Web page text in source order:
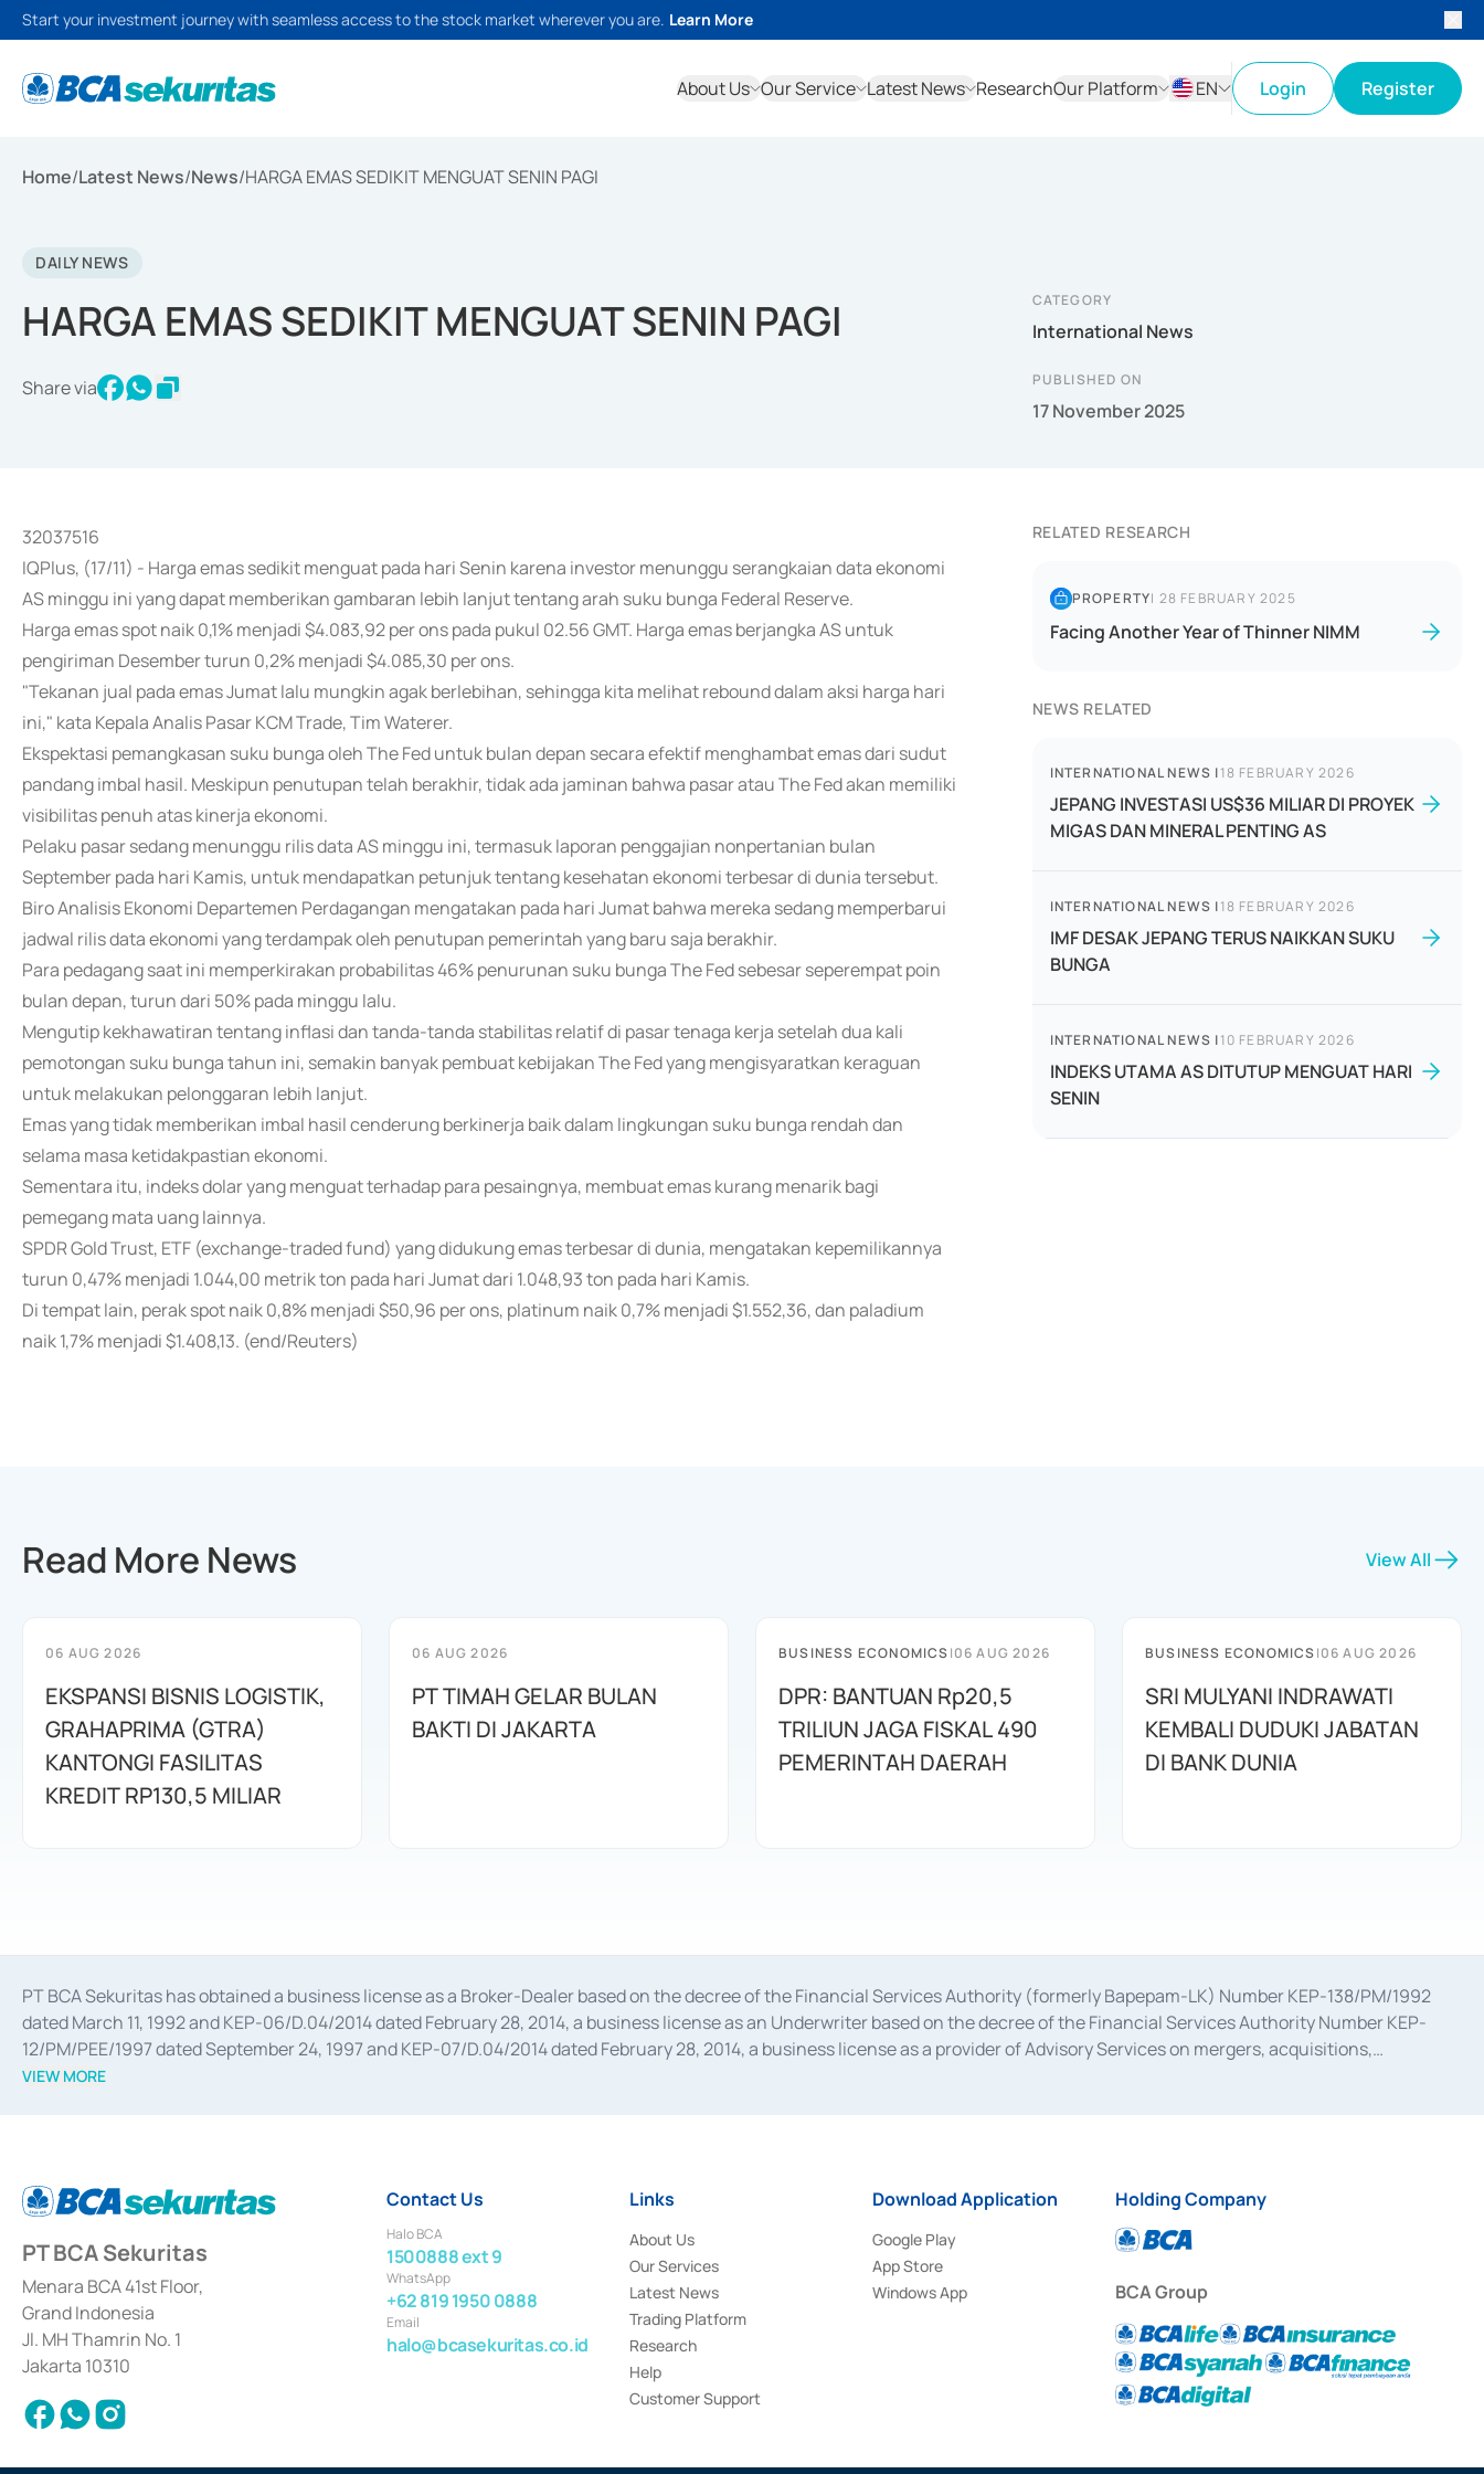
Start your investment journey with seamless access to the stock market wherever you are. Learn More
About Us Our Service Latest News ResearchOur Platform
EN
Login Register
Home/Latest News/News/HARGA EMAS SEDIKIT MENGUAT SENIN PAGI
DAILY NEWS
HARGA EMAS SEDIKIT MENGUAT SENIN PAGI
Share via
CATEGORY
International News
PUBLISHED ON
17 November 2025
32037516
IQPlus, (17/11) - Harga emas sedikit menguat pada hari Senin karena investor menunggu serangkaian data ekonomi
AS minggu ini yang dapat memberikan gambaran lebih lanjut tentang arah suku bunga Federal Reserve.
Harga emas spot naik 0,1% menjadi $4.083,92 per ons pada pukul 02.56 GMT. Harga emas berjangka AS untuk
pengiriman Desember turun 0,2% menjadi $4.085,30 per ons.
"Tekanan jual pada emas Jumat lalu mungkin agak berlebihan, sehingga kita melihat rebound dalam aksi harga hari
ini," kata Kepala Analis Pasar KCM Trade, Tim Waterer.
Ekspektasi pemangkasan suku bunga oleh The Fed untuk bulan depan secara efektif menghambat emas dari sudut
pandang imbal hasil. Meskipun penutupan telah berakhir, tidak ada jaminan bahwa pasar atau The Fed akan memiliki
visibilitas penuh atas kinerja ekonomi.
Pelaku pasar sedang menunggu rilis data AS minggu ini, termasuk laporan penggajian nonpertanian bulan
September pada hari Kamis, untuk mendapatkan petunjuk tentang kesehatan ekonomi terbesar di dunia tersebut.
Biro Analisis Ekonomi Departemen Perdagangan mengatakan pada hari Jumat bahwa mereka sedang memperbarui
jadwal rilis data ekonomi yang terdampak oleh penutupan pemerintah yang baru saja berakhir.
Para pedagang saat ini memperkirakan probabilitas 46% penurunan suku bunga The Fed sebesar seperempat poin
bulan depan, turun dari 50% pada minggu lalu.
Mengutip kekhawatiran tentang inflasi dan tanda-tanda stabilitas relatif di pasar tenaga kerja setelah dua kali
pemotongan suku bunga tahun ini, semakin banyak pembuat kebijakan The Fed yang mengisyaratkan keraguan
untuk melakukan pelonggaran lebih lanjut.
Emas yang tidak memberikan imbal hasil cenderung berkinerja baik dalam lingkungan suku bunga rendah dan
selama masa ketidakpastian ekonomi.
Sementara itu, indeks dolar yang menguat terhadap para pesaingnya, membuat emas kurang menarik bagi
pemegang mata uang lainnya.
SPDR Gold Trust, ETF (exchange-traded fund) yang didukung emas terbesar di dunia, mengatakan kepemilikannya
turun 0,47% menjadi 1.044,00 metrik ton pada hari Jumat dari 1.048,93 ton pada hari Kamis.
Di tempat lain, perak spot naik 0,8% menjadi $50,96 per ons, platinum naik 0,7% menjadi $1.552,36, dan paladium
naik 1,7% menjadi $1.408,13. (end/Reuters)
RELATED RESEARCH
PROPERTY| 28 FEBRUARY 2025
Facing Another Year of Thinner NIMM
NEWS RELATED
INTERNATIONAL NEWS |18 FEBRUARY 2026
JEPANG INVESTASI US$36 MILIAR DI PROYEK
MIGAS DAN MINERAL PENTING AS
INTERNATIONAL NEWS |18 FEBRUARY 2026
IMF DESAK JEPANG TERUS NAIKKAN SUKU
BUNGA
INTERNATIONAL NEWS |10 FEBRUARY 2026
INDEKS UTAMA AS DITUTUP MENGUAT HARI
SENIN
Read More News View All
06 AUG 2026
EKSPANSI BISNIS LOGISTIK,
GRAHAPRIMA (GTRA)
KANTONGI FASILITAS
KREDIT RP130,5 MILIAR
06 AUG 2026
PT TIMAH GELAR BULAN
BAKTI DI JAKARTA
BUSINESS ECONOMICS|06 AUG 2026
DPR: BANTUAN Rp20,5
TRILIUN JAGA FISKAL 490
PEMERINTAH DAERAH
BUSINESS ECONOMICS|06 AUG 2026
SRI MULYANI INDRAWATI
KEMBALI DUDUKI JABATAN
DI BANK DUNIA
PT BCA Sekuritas has obtained a business license as a Broker-Dealer based on the decree of the Financial Services Authority (formerly Bapepam-LK) Number KEP-138/PM/1992
dated March 11, 1992 and KEP-06/D.04/2014 dated February 28, 2014, a business license as an Underwriter based on the decree of the Financial Services Authority Number KEP-
12/PM/PEE/1997 dated September 24, 1997 and KEP-07/D.04/2014 dated February 28, 2014, a business license as a provider of Advisory Services on mergers, acquisitions,
divestments, and joint ventures based on the decree of the Financial Services Authority Number S-67/PM.21/2014 dated February 28, 2014, a business license as a provider of
Settlement of Commercial Paper Transactions whose license was issued in 2018.
VIEW MORE
PT BCA Sekuritas
Menara BCA 41st Floor,
Grand Indonesia
Jl. MH Thamrin No. 1
Jakarta 10310
Contact Us
Halo BCA
1500888 ext 9
WhatsApp
+62 819 1950 0888
Email
halo@bcasekuritas.co.id
Links
About Us
Our Services
Latest News
Trading Platform
Research
Help
Customer Support
Download Application
Google Play
App Store
Windows App
Holding Company
BCA Group